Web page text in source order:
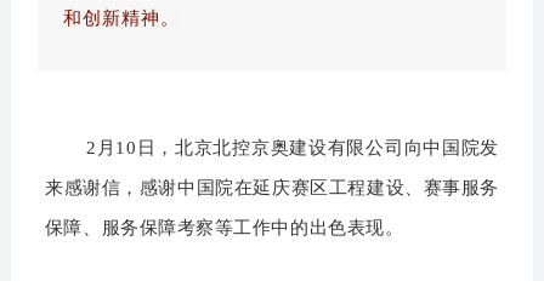
和创新精神。
2月10日，北京北控京奥建设有限公司向中国院发
来感谢信，感谢中国院在延庆赛区工程建设、赛事服务
保障、服务保障考察等工作中的出色表现。